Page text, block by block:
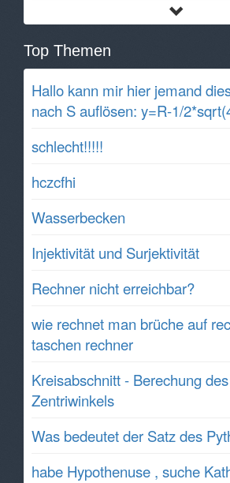
Top Themen
Hallo kann mir hier jemand
nach S auflösen: y=R-1/
schlecht!!!!!
hczcfhi
Wasserbecken
Injektivität und Surjektivität
Rechner nicht erreichbar?
wie rechnet man brüche auf
taschen rechner
Kreisabschnitt - Berechung
Zentriwinkels
Was bedeutet der Satz des
habe Hypothenuse , suche